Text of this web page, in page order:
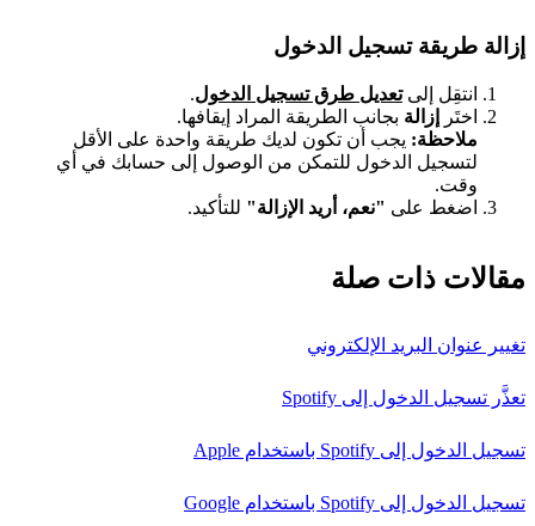
إزالة طريقة تسجيل الدخول
انتقِل إلىتعديل طرق تسجيل الدخول.
اختَر
إزالة بجانب الطريقة المراد إيقافها.
ملاحظة: يجب أن تكون لديك طريقة واحدة على الأقل
لتسجيل الدخول للتمكن من الوصول إلى حسابك في أي
وقت.
اضغط على "نعم، أريد الإزالة" للتأكيد.
مقالات ذات صلة
تغيير عنوان البريد الإلكتروني
تعذَّر تسجيل الدخول إلى Spotify
تسجيل الدخول إلى Spotify باستخدام Apple
تسجيل الدخول إلى Spotify باستخدام Google